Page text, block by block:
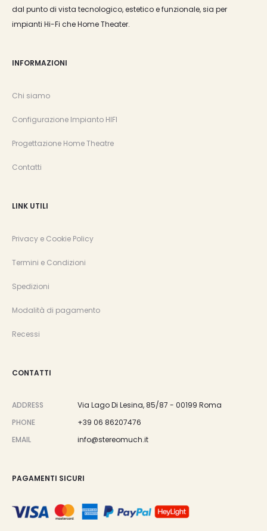
dal punto di vista tecnologico, estetico e funzionale, sia per
impianti Hi-Fi che Home Theater.
INFORMAZIONI
Chi siamo
Configurazione Impianto HIFI
Progettazione Home Theatre
Contatti
LINK UTILI
Privacy e Cookie Policy
Termini e Condizioni
Spedizioni
Modalità di pagamento
Recessi
CONTATTI
ADDRESS
Via Lago Di Lesina, 85/87 - 00199 Roma
PHONE
+39 06 86207476
EMAIL
info@stereomuch.it
PAGAMENTI SICURI